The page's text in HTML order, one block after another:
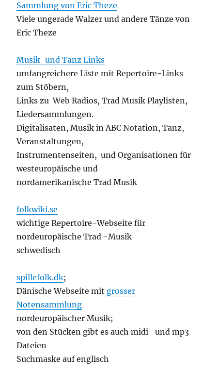
Sammlung von Eric Theze
Viele ungerade Walzer und andere Tänze von
Eric Theze
Musik-und Tanz Links
umfangreichere Liste mit Repertoire-Links
zum Stöbern,
Links zu Web Radios, Trad Musik Playlisten,
Liedersammlungen.
Digitalisaten, Musik in ABC Notation, Tanz,
Veranstaltungen,
Instrumentenseiten, und Organisationen für
westeuropäische und
nordamerikanische Trad Musik
folkwiki.se
wichtige Repertoire-Webseite für
nordeuropäische Trad -Musik
schwedisch
spillefolk.dk;
Dänische Webseite mit grosser
Notensammlung
nordeuropäischer Musik;
von den Stücken gibt es auch midi- und mp3
Dateien
Suchmaske auf englisch